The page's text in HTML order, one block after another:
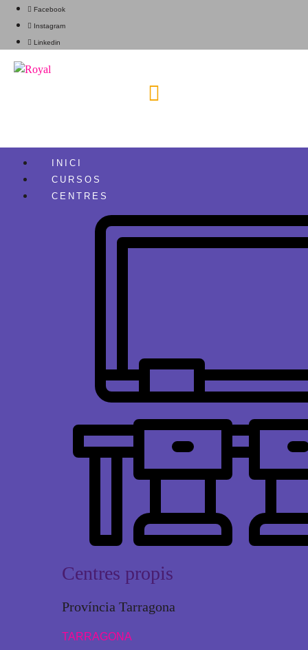
Facebook
Instagram
Linkedin
INICI
CURSOS
CENTRES
Centres propis
Província Tarragona
TARRAGONA